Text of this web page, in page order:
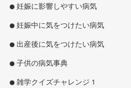
妊娠に影響しやすい病気
妊娠中に気をつけたい病気
出産後に気をつけたい病気
子供の病気事典
雑学クイズチャレンジ 1